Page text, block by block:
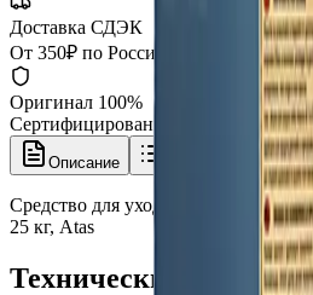
Доставка СДЭК
От 350₽ по России
Оригинал 100%
Сертифицированный товар
Описание Характеристики
Средство для ухода за шинами
25 кг, Atas
Технические